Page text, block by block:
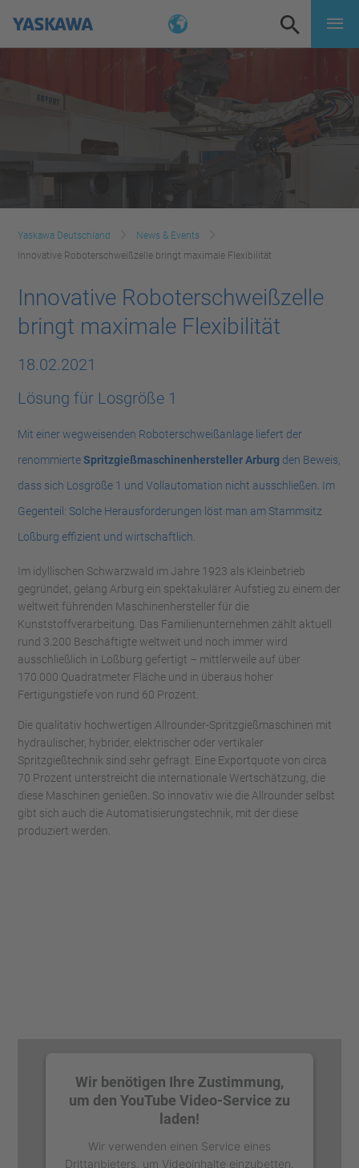
Yaskawa Deutschland
News & Events
Innovative Roboterschweißzelle bringt maximale Flexibilität
Innovative Roboterschweißzelle
bringt maximale Flexibilität
18.02.2021
Lösung für Losgröße 1
Mit einer wegweisenden Roboterschweißanlage liefert der
renommierteSpritzgießmaschinenhersteller Arburg den Beweis,
dass sich Losgröße 1 und Vollautomation nicht ausschließen. Im
Gegenteil: Solche Herausforderungen löst man am Stammsitz
Loßburg effizient und wirtschaftlich.
Im idyllischen Schwarzwald im Jahre 1923 als Kleinbetrieb
gegründet, gelang Arburg ein spektakulärer Aufstieg zu einem der
weltweit führenden Maschinenhersteller für die
Kunststoffverarbeitung. Das Familienunternehmen zählt aktuell
rund 3.200 Beschäftigte weltweit und noch immer wird
ausschließlich in Loßburg gefertigt – mittlerweile auf über
170.000 Quadratmeter Fläche und in überaus hoher
Fertigungstiefe von rund 60 Prozent.
Die qualitativ hochwertigen Allrounder-Spritzgießmaschinen mit
hydraulischer, hybrider, elektrischer oder vertikaler
Spritzgießtechnik sind sehr gefragt. Eine Exportquote von circa
70 Prozent unterstreicht die internationale Wertschätzung, die
diese Maschinen genießen. So innovativ wie die Allrounder selbst
gibt sich auch die Automatisierungstechnik, mit der diese
produziert werden.
Wir benötigen Ihre Zustimmung,
um den YouTube Video-Service zu
laden!
Wir verwenden einen Service eines
Drittanbieters, um Videoinhalte einzubetten.